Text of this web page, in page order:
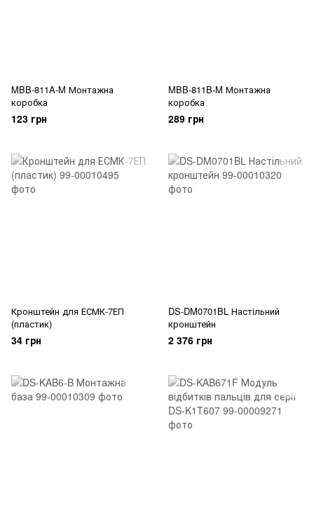
MBB-811A-M Монтажна
коробка
123 грн
MBB-811B-M Монтажна
коробка
289 грн
Кронштейн для ЕСМК-7ЕП
(пластик)
34 грн
DS-DM0701BL Настільний
кронштейн
2 376 грн